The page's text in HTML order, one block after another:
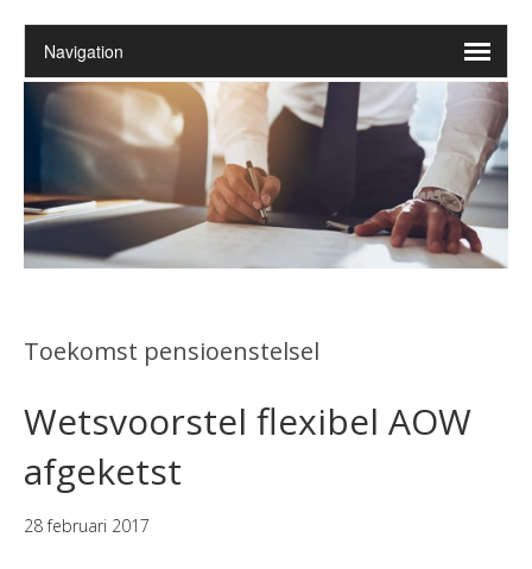
Toekomst pensioenstelsel
Wetsvoorstel flexibel AOW
afgeketst
28 februari 2017